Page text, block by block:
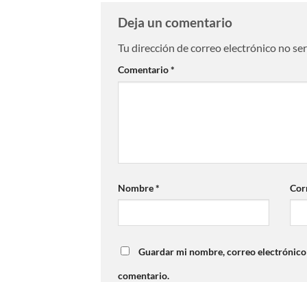
Deja un comentario
Tu dirección de correo electrónico no
Comentario*
Nombre*
Guardar mi nombre, correo
comentario.